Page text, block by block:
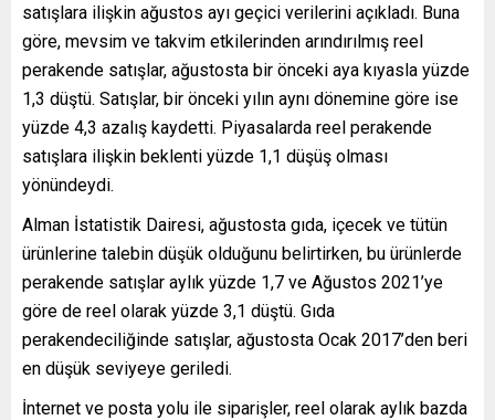
satışlara ilişkin ağustos ayı geçici verilerini açıkladı. Buna
göre, mevsim ve takvim etkilerinden arındırılmış reel
perakende satışlar, ağustosta bir önceki aya kıyasla yüzde
1,3 düştü. Satışlar, bir önceki yılın aynı dönemine göre ise
yüzde 4,3 azalış kaydetti. Piyasalarda reel perakende
satışlara ilişkin beklenti yüzde 1,1 düşüş olması
yönündeydi.
Alman İstatistik Dairesi, ağustosta gıda, içecek ve tütün
ürünlerine talebin düşük olduğunu belirtirken, bu ürünlerde
perakende satışlar aylık yüzde 1,7 ve Ağustos 2021’ye
göre de reel olarak yüzde 3,1 düştü. Gıda
perakendeciliğinde satışlar, ağustosta Ocak 2017’den beri
en düşük seviyeye geriledi.
İnternet ve posta yolu ile siparişler, reel olarak aylık bazda